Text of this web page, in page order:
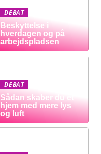
DEBAT
Beskyttelse i
hverdagen og på
arbejdspladsen
DEBAT
Sådan skaber du et
hjem med mere lys
og luft